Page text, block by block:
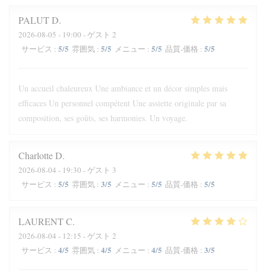
PALUTD
2026-08-05 - 19:00 - ゲスト 2
サービス : 5/5 雰囲気 : 5/5 メニュー : 5/5 品質-価格 : 5/5
Un accueil chaleureux Une ambiance et un décor simples mais
efficaces Un personnel compétent Une assiette originale par sa
composition, ses goûts, ses harmonies. Un voyage.
CharlotteD
2026-08-04 - 19:30 - ゲスト 3
サービス : 5/5 雰囲気 : 3/5 メニュー : 5/5 品質-価格 : 5/5
LAURENTC
2026-08-04 - 12:15 - ゲスト 2
サービス : 4/5 雰囲気 : 4/5 メニュー : 4/5 品質-価格 : 3/5